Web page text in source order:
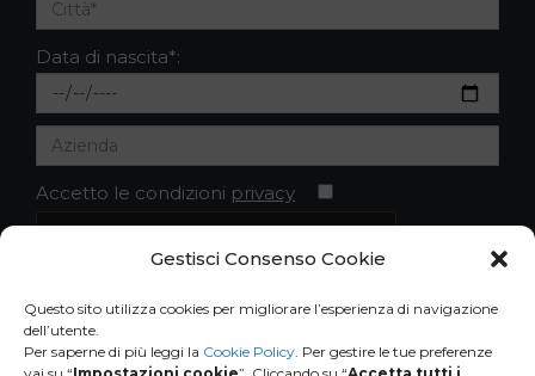
Gestisci Consenso Cookie
Questo sito utilizza cookies per migliorare l’esperienza di navigazione
dell’utente.
Per saperne di più leggi la Cookie Policy. Per gestire le tue preferenze
Data di nascita*:
Accetto le condizioni privacy